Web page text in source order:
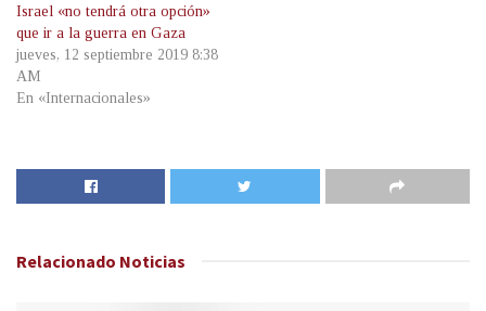
Israel «no tendrá otra opción»
que ir a la guerra en Gaza
jueves, 12 septiembre 2019 8:38
AM
En «Internacionales»
Relacionado Noticias